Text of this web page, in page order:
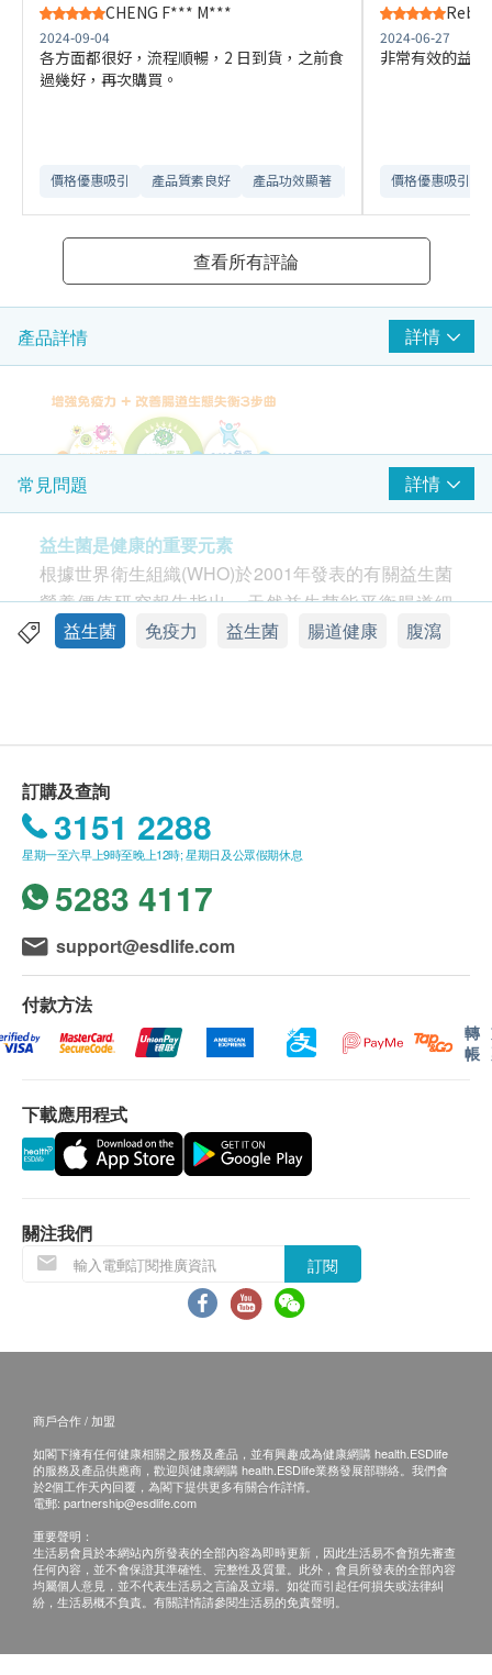
CHENG F*** M***
2024-09-04
各方面都很好，流程順暢，2 日到貨，之前食
過幾好，再次購買。
價格優惠吸引 產品質素良好 產品功效顯著 訂購流程順暢 網站
2024-06-27
非常有效的益
價格優惠吸引
查看所有評論
產品詳情 詳情
功效
活得易益生菌是人體原生的益生菌，能促進正常微生
物群生長及抑制致病菌，改善腸道好壞菌比例，快速
構建腸道微生態平衡，有效提升免疫力及減少染病機
會。成份經過臨床實證，安全有效，並能改善偶發性
調節免疫細胞功效，增強腸道抵抗力
抑壓壞菌繁殖，平衡腸道健康
減輕偶發性或非持續的腹瀉或便秘
增加營養素、如DHA、鈣質和維他命及礦物質的
預防旅行病，如水土不服
改善皮膚敏感癥狀
消除女性陰道之煩惱
首創檸檬味乳酸菌咀嚼片，不含糖份，方便小孩及
適用於改善以下長新冠症狀
腸道微生態失衡、腹瀉
與生俱來的人體益生菌，提取自人奶，最適合在人
體內繁殖，發揮最大功效
害菌的數量
有效生存於胃部，不被胃酸及膽汁殺死
可經由腸道移至陰部，分泌乳酸、降低PH值、強
化保護膜，減低陰道煩惱
瑞典製造，全球超過100個國家採用
超過224份國際學術研究發表
獲得改善免疫功能的專利配方: HK application
number : 05111954.9, 05111950.0
常見問題 詳情
益生菌是健康的重要元素
根據世界衛生組織(WHO)於2001年發表的有關益生菌
營養價值研究報告指出，天然益生菌能平衡腸道細
菌，改善腸道系統功能。若腸道內能維持足夠的益生
玉菌兩大類。在正常體內，益菌和惡菌共同生長，達
致平衡。但當營養不均衡、生活壓力、藥物影響、免
疫力下降、年老或進食受污染的食物時，害菌便會增
生，很容易出現不適、腹瀉或便秘。補充益生菌是最
天然和直接的方法，達致益菌和害菌平衡，使人體正
常運作。
選擇優質益生菌的要訣
經多項人體臨床證實，活性益生菌的功效最有效和
安全
標籤列明活性益菌品種和含量
標明有效日期和儲存方法
符合GMP認可的藥廠生產
Q：孕婦可以服食品「活得易」乳酸菌嗎？
A：研究證實「活得易」乳酸菌是適合孕婦服食的，
安全可靠。在懷孕期間，孕婦容易患有消化不良、偶
發性便秘的問題，在服食「活得易」乳酸菌有助促進
Q：產品含5種以上益生菌，會否比「活得易」更有
效？
A：不會。「活得易」乳酸菌所含的洛德因乳酸桿菌
是真正的人體益菌，科研證實能防止被胃酸及膽汁殺
死，有效抑制害菌的同時，並不會像其他益生菌般殺
死腸道內正常的益菌。再者，如採用菌類過多，每一
種菌都爭相在腸內繁殖，造成不平衡的現象，減低其
益生菌 免疫力 益生菌 腸道健康 腹瀉
訂購及查詢
3151 2288
星期一至六早上9時至晚上12時; 星期日及公眾假期休息
5283 4117
support@esdlife.com
付款方法
轉
帳
下載應用程式
關注我們
訂閱
商戶合作 / 加盟
如閣下擁有任何健康相關之服務及產品，並有興趣成為健康網購 health.ESDlife
的服務及產品供應商，歡迎與健康網購 health.ESDlife業務發展部聯絡。我們會
於2個工作天內回覆，為閣下提供更多有關合作詳情。
電郵: partnership@esdlife.com
重要聲明：
生活易會員於本網站內所發表的全部內容為即時更新，因此生活易不會預先審查
任何內容，並不會保證其準確性、完整性及質量。此外，會員所發表的全部內容
均屬個人意見，並不代表生活易之言論及立場。如從而引起任何損失或法律糾
紛，生活易概不負責。有關詳情請參閱生活易的免責聲明。